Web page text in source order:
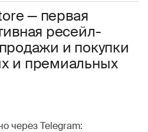
— первая
ресейл-
и покупки
и премиальных
через Telegram:
соглашения
рекламной информации.